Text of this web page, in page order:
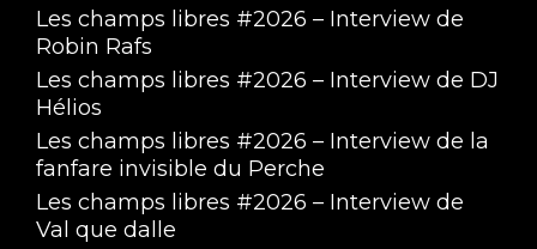
Les champs libres #2026 – Interview de
Robin Rafs
Les champs libres #2026 – Interview de DJ
Hélios
Les champs libres #2026 – Interview de la
fanfare invisible du Perche
Les champs libres #2026 – Interview de
Val que dalle